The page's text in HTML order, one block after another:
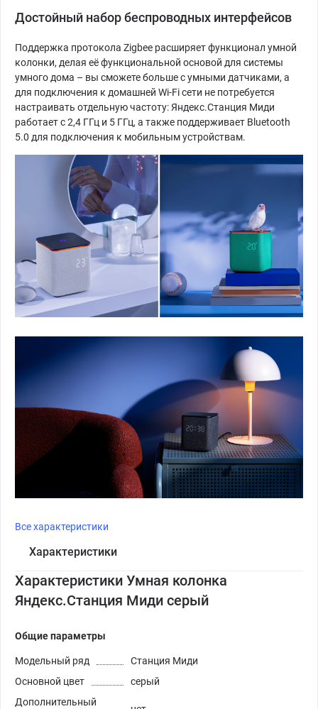
Достойный набор беспроводных интерфейсов
Поддержка протокола Zigbee расширяет функционал умной
колонки, делая её функциональной основой для системы
умного дома – вы сможете больше с умными датчиками, а
для подключения к домашней Wi-Fi сети не потребуется
настраивать отдельную частоту: Яндекс.Станция Миди
работает с 2,4 ГГц и 5 ГГц, а также поддерживает Bluetooth
5.0 для подключения к мобильным устройствам.
Все характеристики
Характеристики
Характеристики Умная колонка
Яндекс.Станция Миди серый
Общие параметры
Модельный ряд
Станция Миди
Основной цвет
серый
Дополнительный